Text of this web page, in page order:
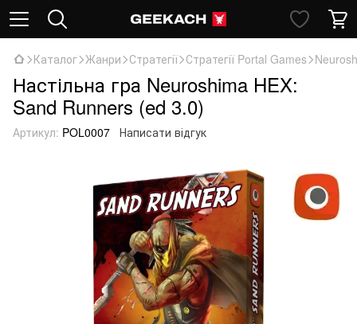
Каталог Жанри Стратегії Стратегії Portal Games
Настільна гра Neuroshima HEX:
Sand Runners (ed 3.0)
Артикул: POL0007 Написати відгук